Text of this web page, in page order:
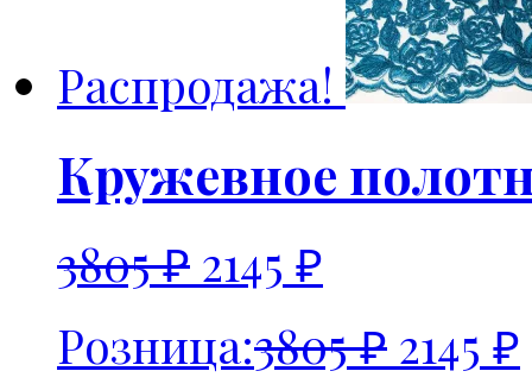
Распродажа!
Кружевное
3805₽ 2145 ₽
Розница:3805₽ 2145 ₽